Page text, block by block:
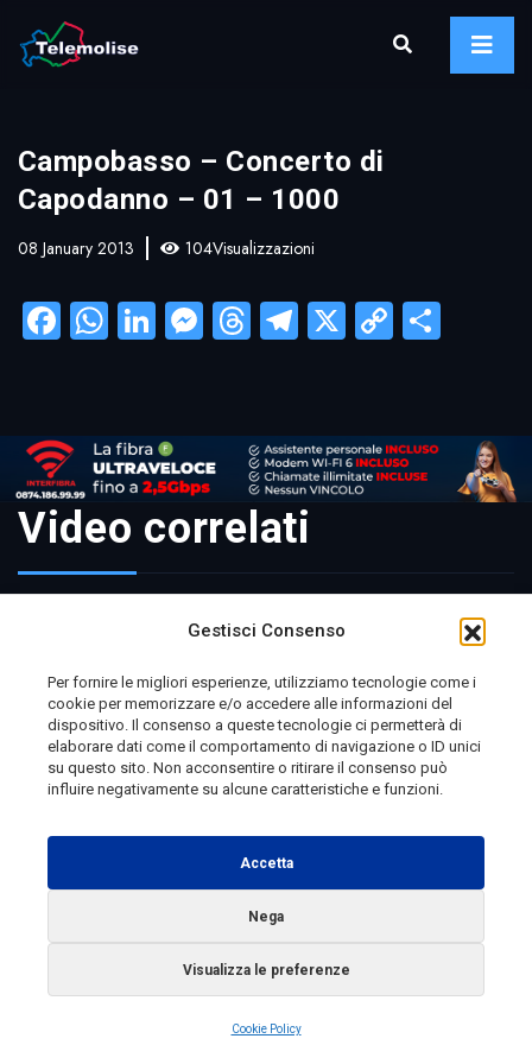
Gestisci Consenso
Per fornire le migliori esperienze, utilizziamo tecnologie come i
cookie per memorizzare e/o accedere alle informazioni del
dispositivo. Il consenso a queste tecnologie ci permetterà di
elaborare dati come il comportamento di navigazione o ID unici
su questo sito. Non acconsentire o ritirare il consenso può
influire negativamente su alcune caratteristiche e funzioni.
Accetta
Nega
Visualizza le preferenze
Cookie Policy
Campobasso – Concerto di
Capodanno – 01 – 1000
08 January 2013 104Visualizzazioni
Facebook
WhatsApp
LinkedIn
Messenger
Threads
Telegram
X
Copy
Video correlati
Telemolise - reg. Tribunale di Campobasso n. 133 del
10/08/1982 - Direttore Responsabile:MANUELA
PETESCIA
Testata Giornalistica Sportiva: reg. Tribunale Di
Campobasso n. 224 del 4/5/1996 - Direttore Responsabile:
Radio Tele Molise s.r.l. - P.IVA 00213640709